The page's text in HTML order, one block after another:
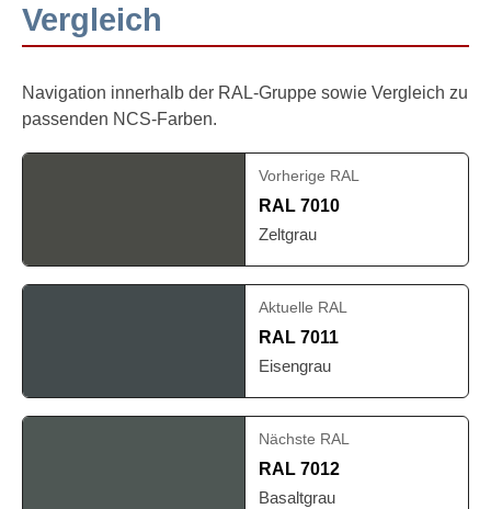
Vergleich
Navigation innerhalb der RAL-Gruppe sowie Vergleich zu
passenden NCS-Farben.
Vorherige RAL
RAL 7010
Zeltgrau
Aktuelle RAL
RAL 7011
Eisengrau
Nächste RAL
RAL 7012
Basaltgrau